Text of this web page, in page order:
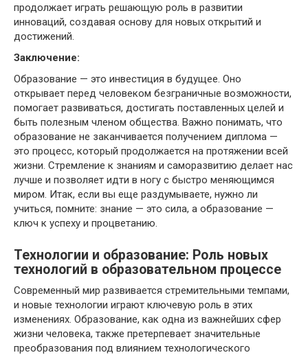
продолжает играть решающую роль в развитии
инноваций, создавая основу для новых открытий и
достижений.
Заключение:
Образование — это инвестиция в будущее. Оно
открывает перед человеком безграничные возможности,
помогает развиваться, достигать поставленных целей и
быть полезным членом общества. Важно понимать, что
образование не заканчивается получением диплома —
это процесс, который продолжается на протяжении всей
жизни. Стремление к знаниям и саморазвитию делает нас
лучше и позволяет идти в ногу с быстро меняющимся
миром. Итак, если вы еще раздумываете, нужно ли
учиться, помните: знание — это сила, а образование —
ключ к успеху и процветанию.
Технологии и образование: Роль новых
технологий в образовательном процессе
Современный мир развивается стремительными темпами,
и новые технологии играют ключевую роль в этих
изменениях. Образование, как одна из важнейших сфер
жизни человека, также претерпевает значительные
преобразования под влиянием технологического